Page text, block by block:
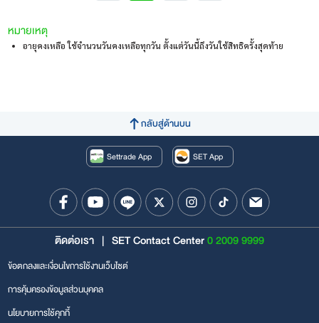
หมายเหตุ
อายุคงเหลือ ใช้จำนวนวันคงเหลือทุกวัน ตั้งแต่วันนี้ถึงวันใช้สิทธิครั้งสุดท้าย
กลับสู่ด้านบน
Settrade App SET App
ติดต่อเรา | SET Contact Center0 2009 9999
ข้อตกลงและเงื่อนไขการใช้งานเว็บไซต์
การคุ้มครองข้อมูลส่วนบุคคล
นโยบายการใช้คุกกี้